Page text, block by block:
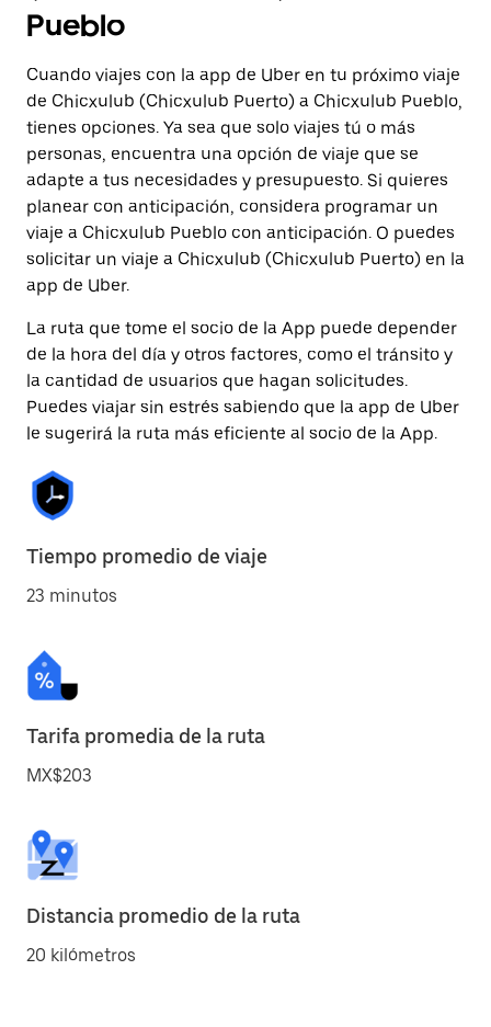
Pueblo
Cuando viajes con la app de Uber en tu próximo viaje
de Chicxulub (Chicxulub Puerto) a Chicxulub Pueblo,
tienes opciones. Ya sea que solo viajes tú o más
personas, encuentra una opción de viaje que se
adapte a tus necesidades y presupuesto. Si quieres
planear con anticipación, considera programar un
viaje a Chicxulub Pueblo con anticipación. O puedes
solicitar un viaje a Chicxulub (Chicxulub Puerto) en la
app de Uber.
La ruta que tome el socio de la App puede depender
de la hora del día y otros factores, como el tránsito y
la cantidad de usuarios que hagan solicitudes.
Puedes viajar sin estrés sabiendo que la app de Uber
le sugerirá la ruta más eficiente al socio de la App.
Tiempo promedio de viaje
23 minutos
Tarifa promedia de la ruta
MX$203
Distancia promedio de la ruta
20 kilómetros